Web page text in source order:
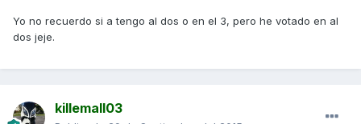
Yo no recuerdo si a tengo al dos o en el 3, pero he votado en al
dos jeje.
killemall03